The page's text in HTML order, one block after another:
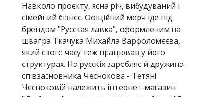
Навколо проєкту, ясна річ, вибудуваний і
сімейний бізнес. Офіційний мерч іде під
брендом "Русская лавка", оформленим на
шваґра Ткачука Михайла Варфоломєєва,
який свого часу теж працював у його
структурах. На русскіх заробляє й дружина
співзасновника Чеснокова - Тетяні
Чесноковій належить інтернет-магазин